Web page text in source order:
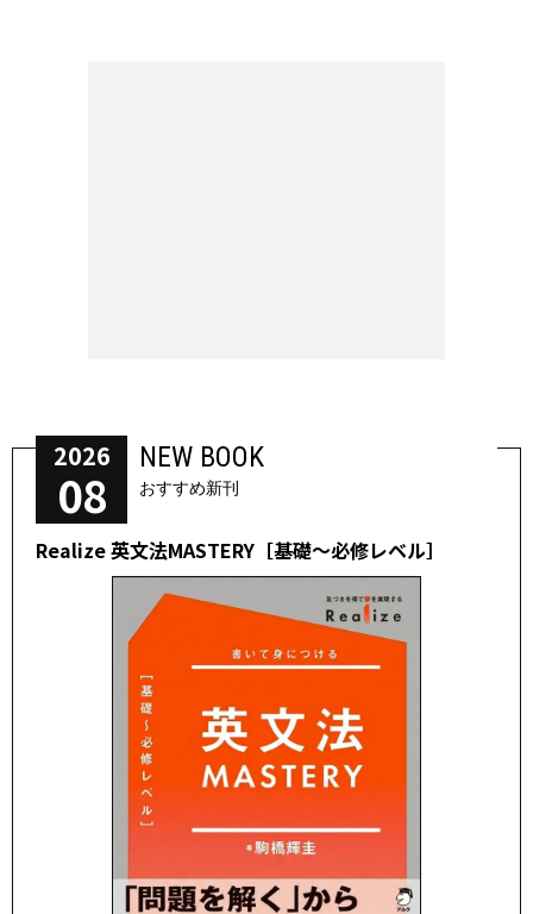
2026
08
NEW BOOK
おすすめ新刊
Realize 英文法MASTERY［基礎～必修レベル］